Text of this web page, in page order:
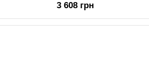
3 608 грн